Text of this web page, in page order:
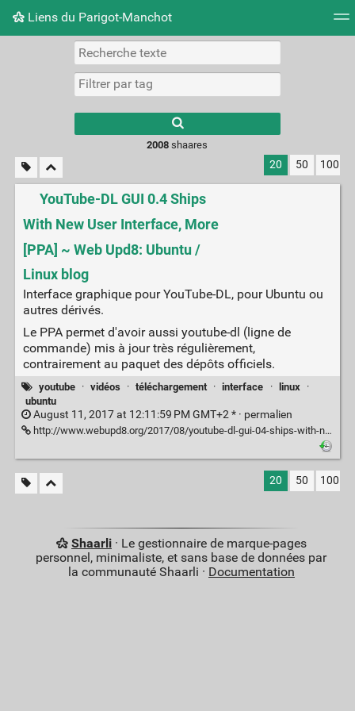
Liens du Parigot-Manchot
Nuage de tags Mur d'images
2008 shaares
20 50 100
YouTube-DL GUI 0.4 Ships
With New User Interface, More
[PPA] ~ Web Upd8: Ubuntu /
Linux blog
Interface graphique pour YouTube-DL, pour Ubuntu ou
autres dérivés.
Le PPA permet d'avoir aussi youtube-dl (ligne de
commande) mis à jour très régulièrement,
contrairement au paquet des dépôts officiels.
youtube · vidéos · téléchargement · interface · linux
·
ubuntu
August 11, 2017 at 12:11:59 PM GMT+2 * · permalien
http://www.webupd8.org/2017/08/youtube-dl-gui-04-ships-with-new-user.html
20 50 100
Shaarli· Le gestionnaire de marque-pages
personnel, minimaliste, et sans base de données par
la communauté Shaarli · Documentation